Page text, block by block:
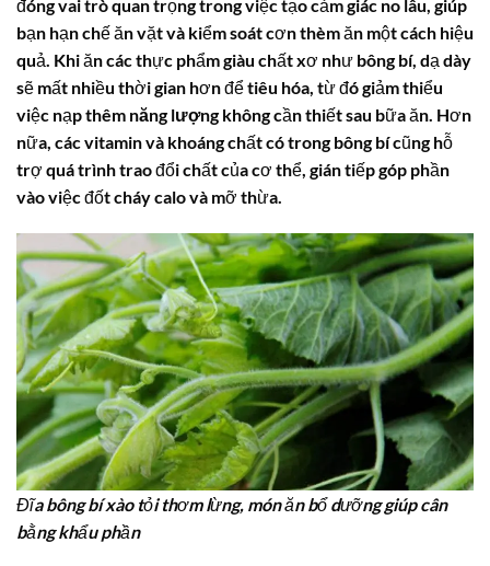
đóng vai trò quan trọng trong việc tạo cảm giác no lâu, giúp
bạn hạn chế ăn vặt và kiểm soát cơn thèm ăn một cách hiệu
quả. Khi ăn các thực phẩm giàu chất xơ như bông bí, dạ dày
sẽ mất nhiều thời gian hơn để tiêu hóa, từ đó giảm thiểu
việc nạp thêm năng lượngkhông cần thiết sau bữa ăn. Hơn
nữa, các vitamin và khoáng chất có trongbông bícũng hỗ
trợ quá trình trao đổi chất của cơ thể, gián tiếp góp phần
vào việc đốt cháycalovà mỡ thừa.
Đĩa bông bí xào tỏi thơm lừng, món ăn bổ dưỡng giúp cân
bằng khẩu phần